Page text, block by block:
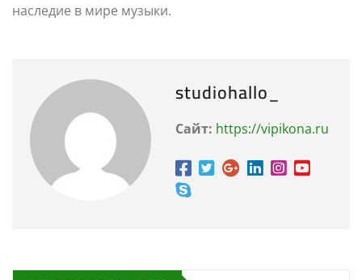
наследие в мире музыки.
studiohallo_
Сайт: https://vipikona.ru